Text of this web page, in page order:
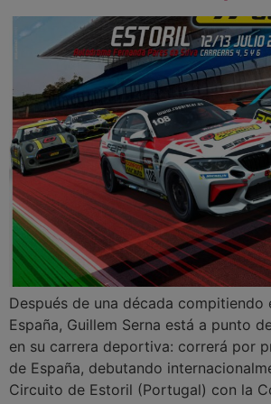
Después de una década compitiendo
España, Guillem Serna está a punto
en su carrera deportiva: correrá por
de España, debutando
Circuito de Estoril (Portugal) con la